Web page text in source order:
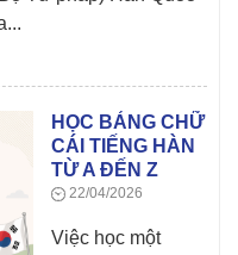
HỌC BẢNG CHỮ
CÁI TIẾNG HÀN
TỪ A ĐẾN Z
22/04/2026
Việc học một